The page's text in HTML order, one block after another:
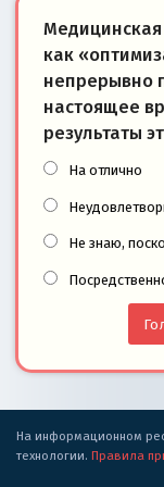
как
непрерывно
настоящее
результаты
На отлично
Не знаю,
На информационном
технологии. Правила